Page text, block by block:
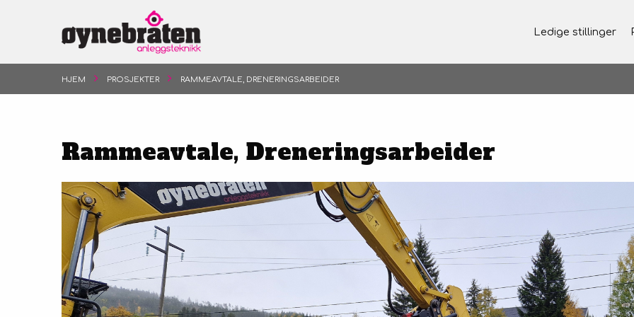
Ledige stillinger
HJEM PROSJEKTER RAMMEAVTALE, DRENERINGSARBEIDER
Rammeavtale, Dreneringsarbeider